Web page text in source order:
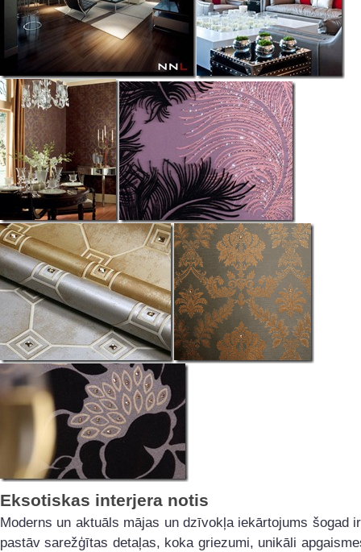
Eksotiskas interjera notis
Moderns un aktuāls mājas un dzīvokļa iekārtojums šogad
pastāv sarežģītas detaļas, koka griezumi, unikāli